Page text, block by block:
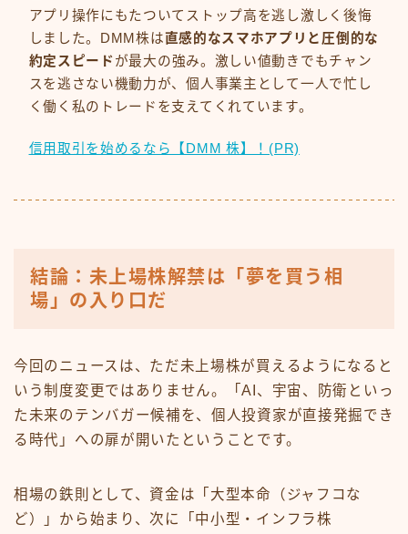
アプリ操作にもたついてストップ高を逃し激しく後悔
しました。DMM株は直感的なスマホアプリと圧倒的な
約定スピードが最大の強み。激しい値動きでもチャン
スを逃さない機動力が、個人事業主として一人で忙し
く働く私のトレードを支えてくれています。
信用取引を始めるなら【DMM 株】！(PR)
結論：未上場株解禁は「夢を買う相
場」の入り口だ
今回のニュースは、ただ未上場株が買えるようになると
いう制度変更ではありません。「AI、宇宙、防衛といっ
た未来のテンバガー候補を、個人投資家が直接発掘でき
る時代」への扉が開いたということです。
相場の鉄則として、資金は「大型本命（ジャフコな
ど）」から始まり、次に「中小型・インフラ株